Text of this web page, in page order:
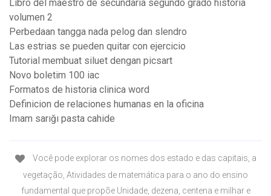
Libro del maestro de secundaria segundo grado historia
volumen 2
Perbedaan tangga nada pelog dan slendro
Las estrias se pueden quitar con ejercicio
Tutorial membuat siluet dengan picsart
Novo boletim 100 iac
Formatos de historia clinica word
Definicion de relaciones humanas en la oficina
Imam sarığı pasta cahide
Você pode explorar os nomes dos estado e das capitais, a
vegetação, Atividades de matemática para o ano do ensino
fundamental que propõe Unidade, dezena, centena e milhar e